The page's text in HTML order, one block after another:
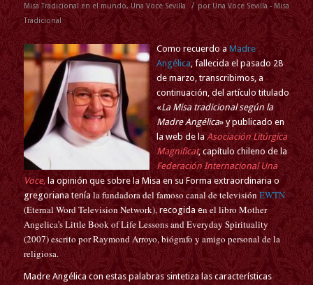
Misa Tradicional en el mundo,Una Voce Sevilla / por Una Voce Sevilla - Misa
Tradicional
Como recuerdo a Madre
Angélica, fallecida el pasado 28
de marzo, transcribimos, a
continuación, del artículo titulado
«La Misa tradicional según la
Madre Angélica» y publicado en
la web de laAsociación Litúrgica
Magnificat, capítulo chileno de la
Federación Internacional Una
Voce,la opinión que sobre la Misa en su Forma extraordinaria o
gregoriana teníala fundadora del famoso canal de televisión EWTN
(Eternal Word Television Network), recogida en el libroMother
Angelica’s Little Book of Life Lessons and Everyday Spirituality
(2007) escrito por Raymond Arroyo, biógrafo y amigo personal de la
religiosa.
Madre Angélica con estas palabras sintetiza las características